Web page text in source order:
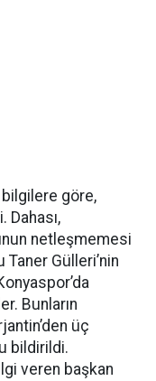
bilgilere göre,
netleşmemesi
Gülleri’nin
Bunların
üç
bildirildi.
veren başkan